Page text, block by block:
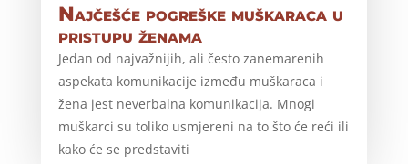
Najčešće pogreške muškaraca u
pristupu ženama
Jedan od najvažnijih, ali često zanemarenih
aspekata komunikacije između muškaraca i
žena jest neverbalna komunikacija. Mnogi
muškarci su toliko usmjereni na to što će reći ili
kako će se predstaviti